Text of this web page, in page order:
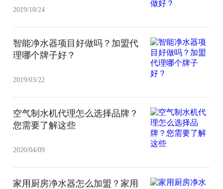
2019/10/24
智能净水器项目好做吗？加盟代
理哪个牌子好？
2019/03/22
空气制水机代理怎么选择品牌？
您需要了解这些
2020/04/09
家用厨房净水器怎么加盟？家用